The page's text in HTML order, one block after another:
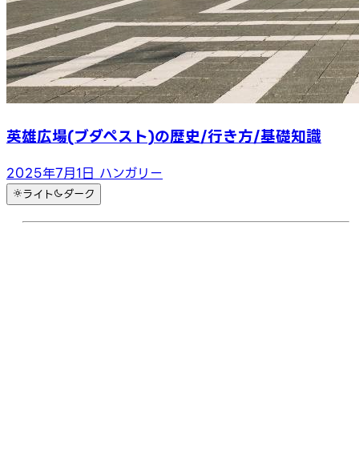
英雄広場(ブダペスト)の歴史/行き方/基礎知識
2025年7月1日 ハンガリー
ライト ダーク